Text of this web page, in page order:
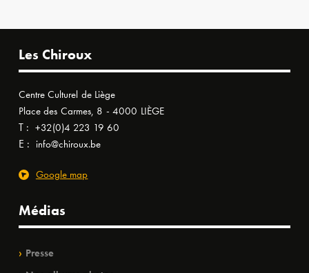
Les Chiroux
Centre Culturel de Liège
Place des Carmes, 8 - 4000 LIÈGE
T : +32(0)4 223 19 60
E : info@chiroux.be
Google map
Médias
Presse